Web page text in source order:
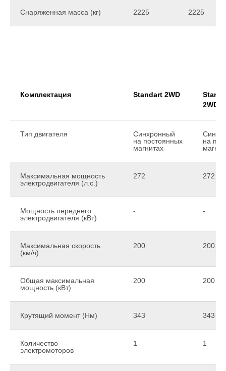
Снаряженная масса (кг) 2225 2225
Комплектация Standart 2WD
2WD
Тип двигателя
Синхронный
на постоянных
магнитах
на
Максимальная мощность
электродвигателя (л.с.)
272 272
Мощность переднего
электродвигателя (кВт)
- -
Максимальная скорость
(км/ч)
200 200
Общая максимальная
мощность (кВт)
200 200
Крутящий момент (Нм) 343 343
Количество
электромоторов
1 1